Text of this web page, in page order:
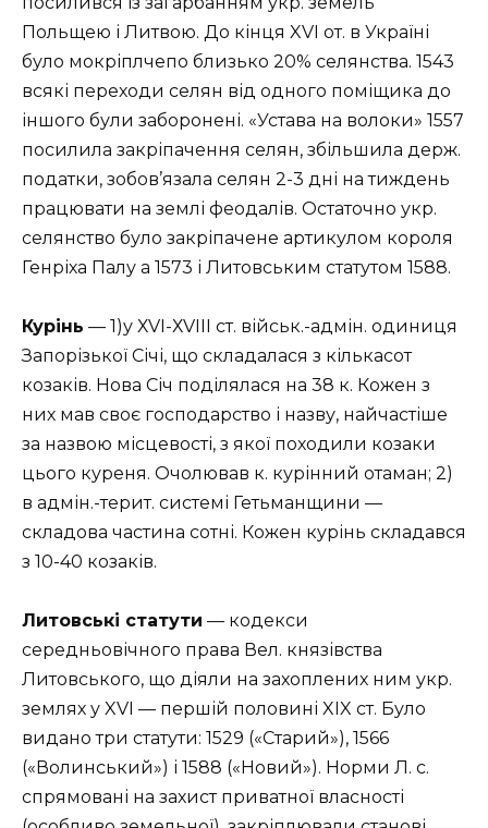
Польщею і Литвою. До кінця XVI от. в Україні
було мокріплчепо близько 20% селянства. 1543
всякі переходи селян від одного поміщика до
іншого були заборонені. «Устава на волоки» 1557
посилила закріпачення селян, збільшила держ.
податки, зобов’язала селян 2-3 дні на тиждень
працювати на землі феодалів. Остаточно укр.
селянство було закріпачене артикулом короля
Генріха Палу а 1573 і Литовським статутом 1588.
Курінь — 1)у ХVІ-ХVІІІ ст. військ.-адмін. одиниця
Запорізької Січі, що складалася з кількасот
козаків. Нова Січ поділялася на 38 к. Кожен з
них мав своє господарство і назву, найчастіше
за назвою місцевості, з якої походили козаки
цього куреня. Очолював к. курінний отаман; 2)
в адмін.-терит. системі Гетьманщини —
складова частина сотні. Кожен курінь складався
з 10-40 козаків.
Литовські статути — кодекси
середньовічного права Вел. князівства
Литовського, що діяли на захоплених ним укр.
землях у XVI — першій половині XIX ст. Було
видано три статути: 1529 («Старий»), 1566
(«Волинський») і 1588 («Новий»). Норми Л. с.
спрямовані на захист приватної власності